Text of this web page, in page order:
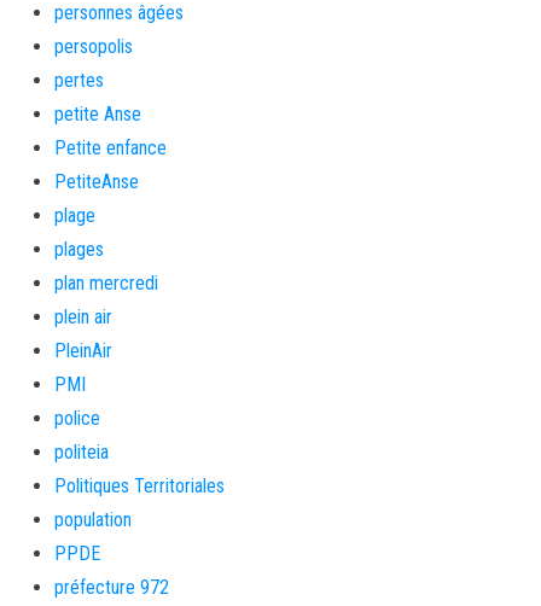
personnes âgées
persopolis
pertes
petite Anse
Petite enfance
PetiteAnse
plage
plages
plan mercredi
plein air
PleinAir
PMI
police
politeia
Politiques Territoriales
population
PPDE
préfecture 972